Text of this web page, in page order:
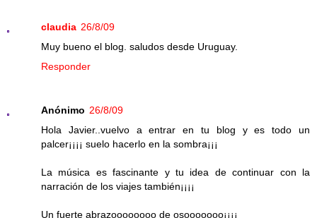
claudia 26/8/09
Muy bueno el blog. saludos desde Uruguay.
Responder
Anónimo 26/8/09
Hola Javier..vuelvo a entrar en tu blog y es todo un
palcer¡¡¡¡ suelo hacerlo en la sombra¡¡¡
La música es fascinante y tu idea de continuar con la
narración de los viajes también¡¡¡¡
Un fuerte abrazoooooooo de osooooooo¡¡¡¡